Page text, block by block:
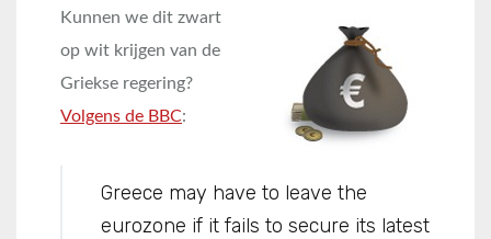
Kunnen we dit zwart
op wit krijgen van de
Griekse regering?
Volgens de BBC:
Greece may have to leave the
eurozone if it fails to secure its latest